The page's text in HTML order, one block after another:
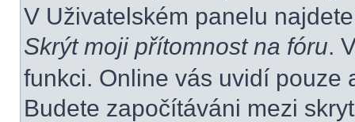
V Uživatelském panelu
Skrýt moji přítomnost na fóru.
funkci. Online vás uvidí pouze
Budete započítáváni mezi